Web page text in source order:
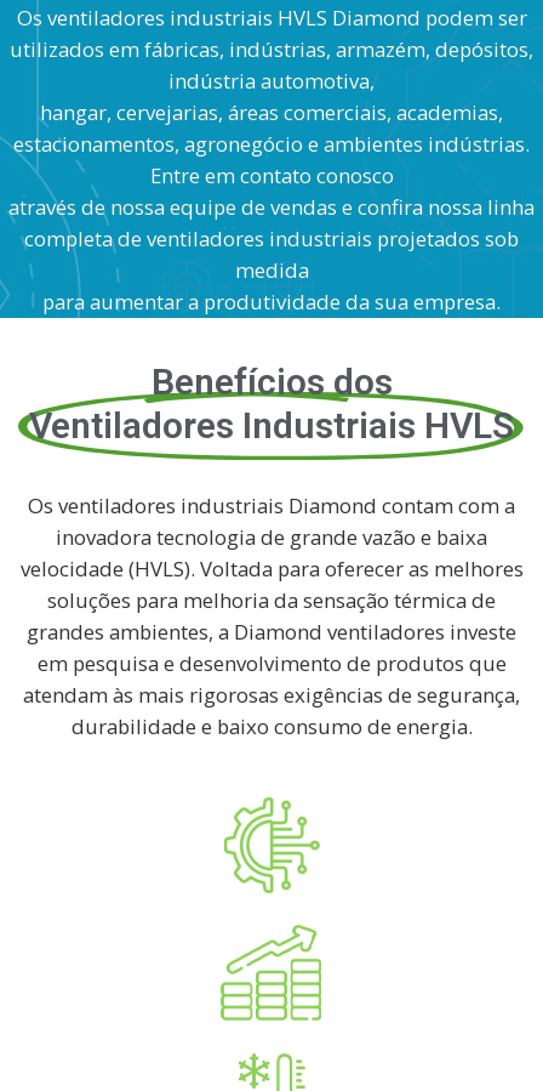
Os ventiladores industriais HVLS Diamond podem ser
utilizados em fábricas, indústrias, armazém, depósitos,
indústria automotiva,
hangar, cervejarias, áreas comerciais, academias,
estacionamentos, agronegócio e ambientes indústrias.
Entre em contato conosco
através de nossa equipe de vendas e confira nossa linha
completa de ventiladores industriais projetados sob
medida
para aumentar a produtividade da sua empresa.
Benefícios dos
Ventiladores Industriais HVLS
Os ventiladores industriais Diamond contam com a
inovadora tecnologia de grande vazão e baixa
velocidade (HVLS). Voltada para oferecer as melhores
soluções para melhoria da sensação térmica de
grandes ambientes, a Diamond ventiladores investe
em pesquisa e desenvolvimento de produtos que
atendam às mais rigorosas exigências de segurança,
durabilidade e baixo consumo de energia.